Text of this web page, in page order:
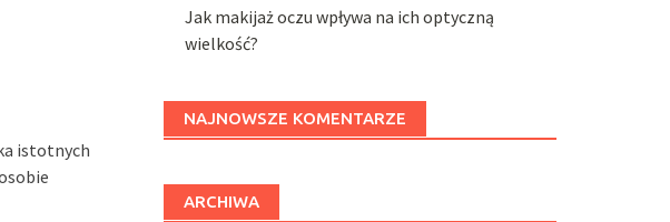
istotnych
Jak makijaż oczu wpływa na ich optyczną
wielkość?
NAJNOWSZE KOMENTARZE
ARCHIWA